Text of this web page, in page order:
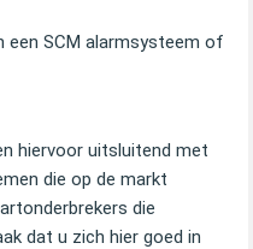
een SCM alarmsysteem of
hiervoor uitsluitend met
die op de markt
die
dat u zich hier goed in